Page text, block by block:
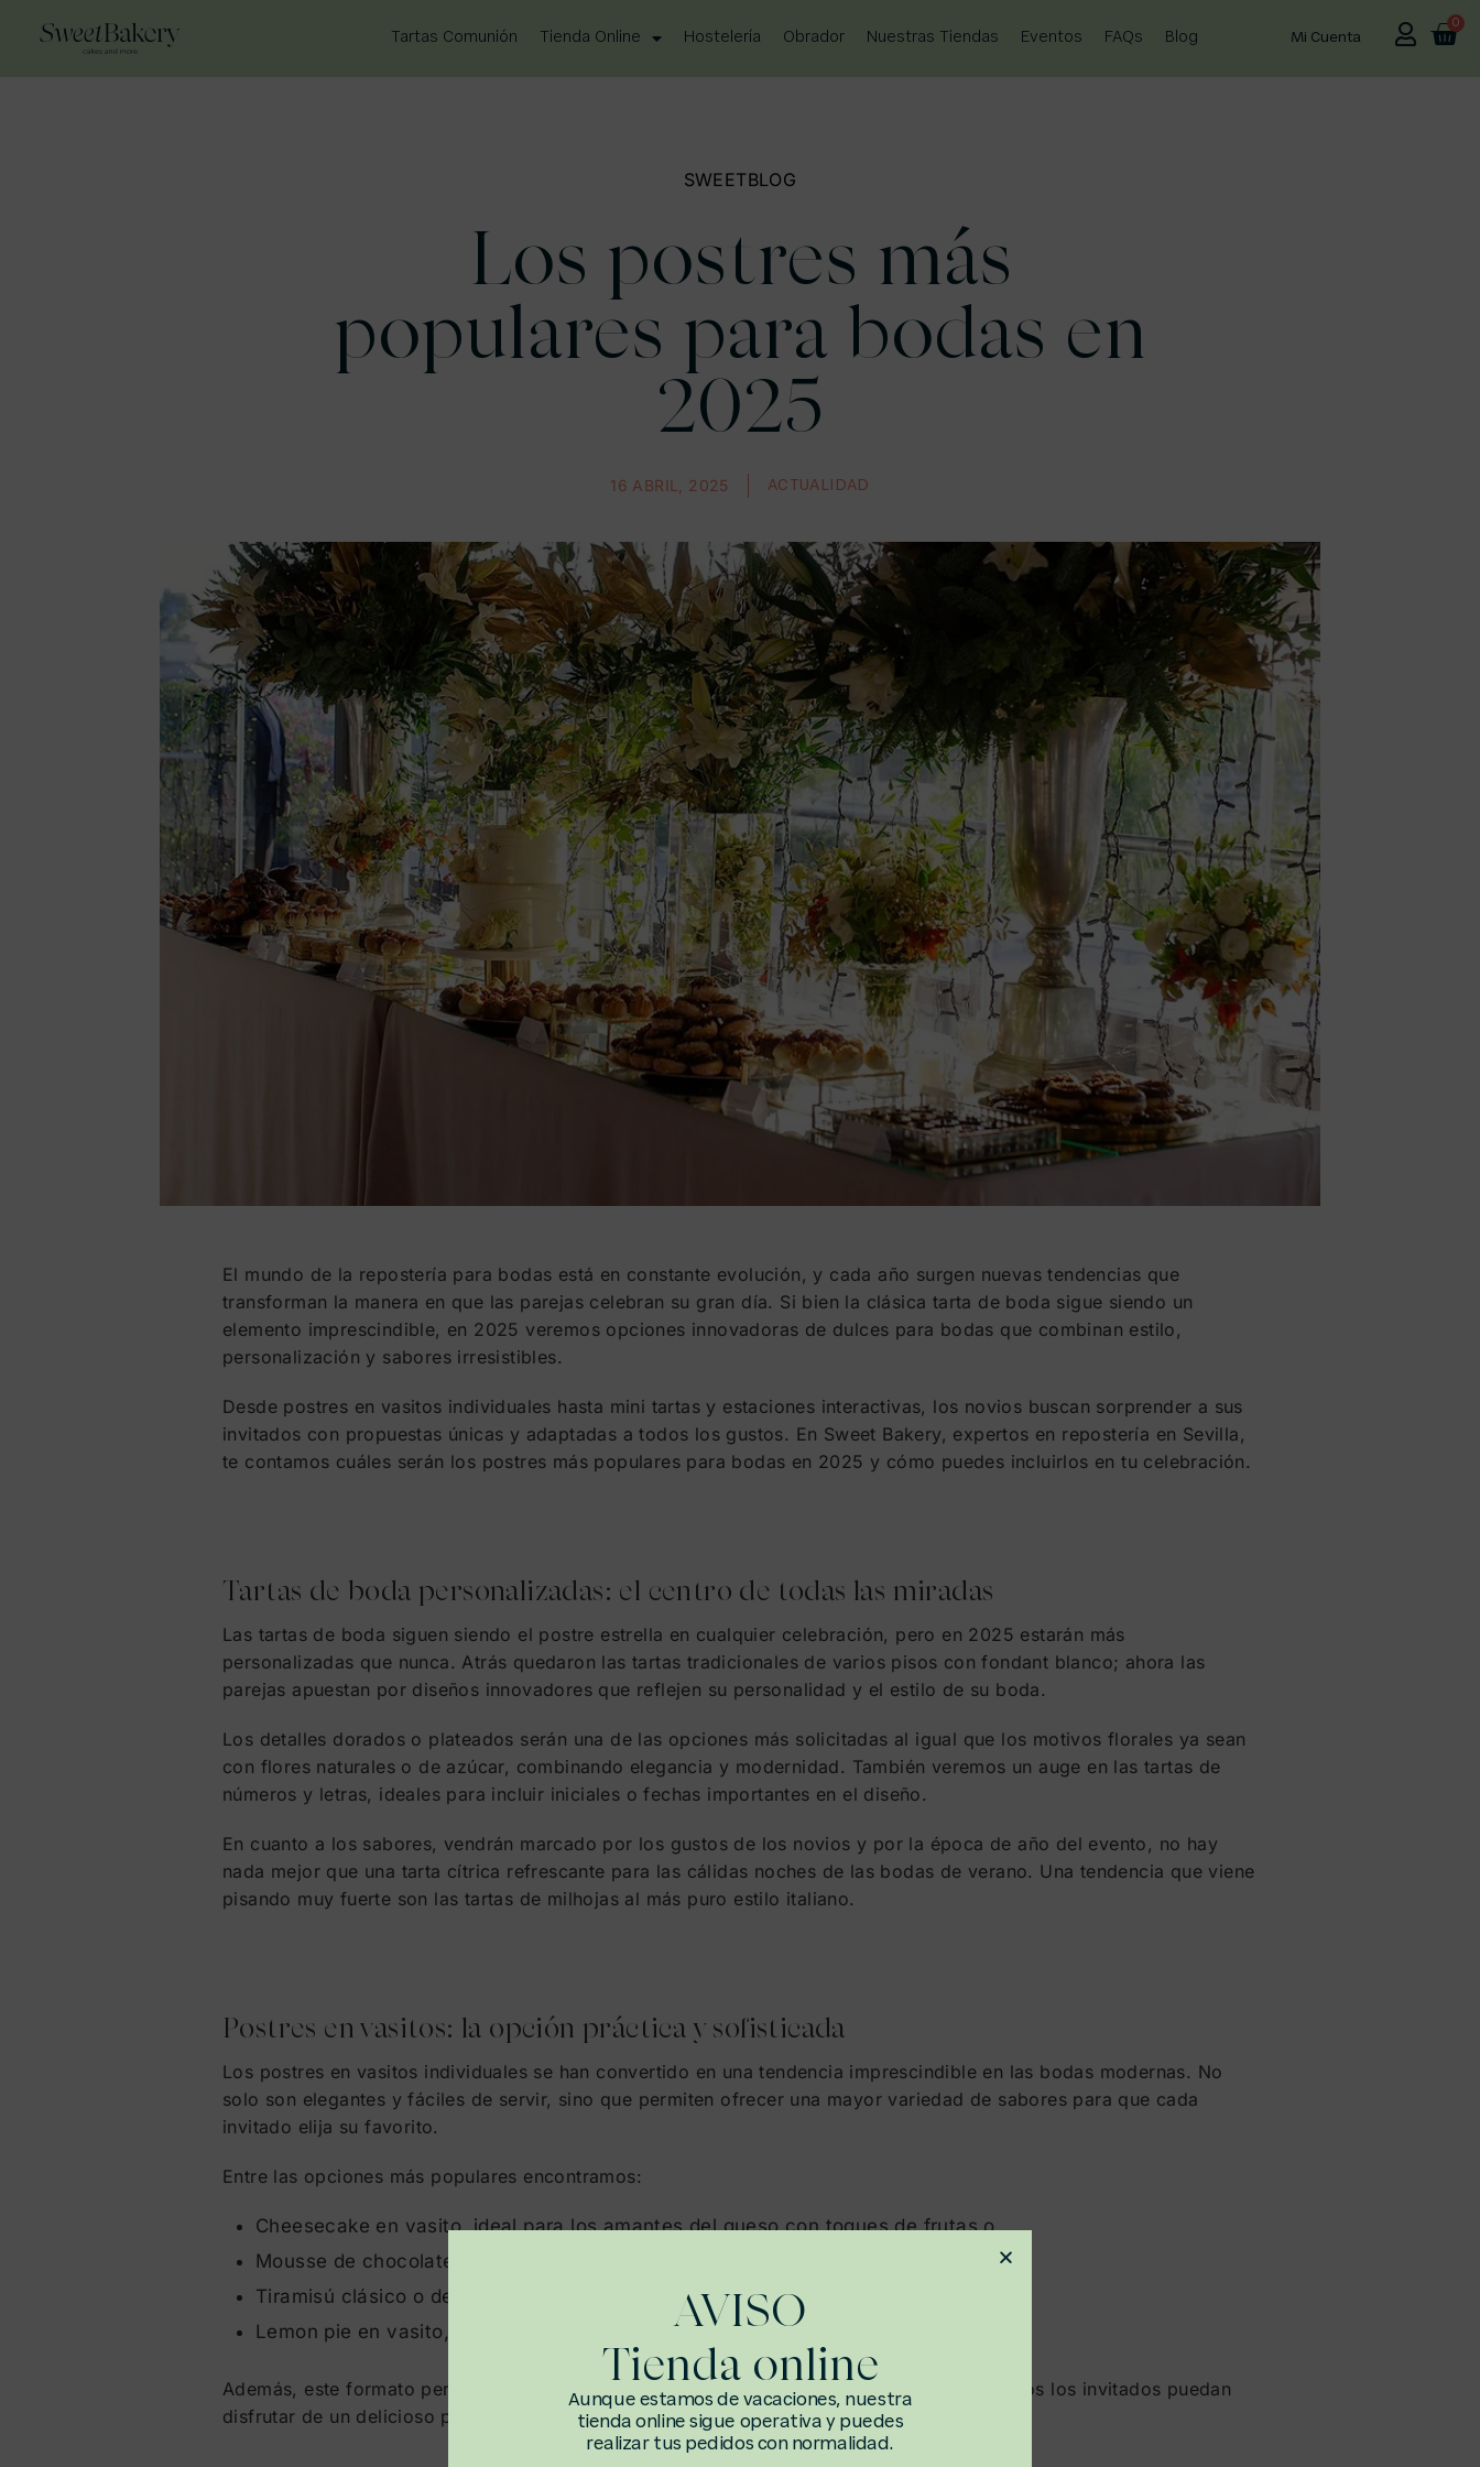
Tartas Comunión Tienda Online Hostelería Obrador Nuestras Tiendas Eventos FAQs Blog Mi Cuenta
0
SWEETBLOG
Los postres más
populares para bodas en
2025
16 ABRIL, 2025 ACTUALIDAD
El mundo de la repostería para bodas está en constante evolución, y cada año surgen nuevas tendencias que
transforman la manera en que las parejas celebran su gran día. Si bien la clásica tarta de boda sigue siendo un
elemento imprescindible, en 2025 veremos opciones innovadoras de dulces para bodas que combinan estilo,
personalización y sabores irresistibles.
Desde postres en vasitos individuales hasta mini tartas y estaciones interactivas, los novios buscan sorprender a sus
invitados con propuestas únicas y adaptadas a todos los gustos. En Sweet Bakery, expertos en repostería en Sevilla,
te contamos cuáles serán los postres más populares para bodas en 2025 y cómo puedes incluirlos en tu celebración.
Tartas de boda personalizadas: el centro de todas las miradas
Las tartas de boda siguen siendo el postre estrella en cualquier celebración, pero en 2025 estarán más
personalizadas que nunca. Atrás quedaron las tartas tradicionales de varios pisos con fondant blanco; ahora las
parejas apuestan por diseños innovadores que reflejen su personalidad y el estilo de su boda.
Los detalles dorados o plateados serán una de las opciones más solicitadas al igual que los motivos florales ya sean
con flores naturales o de azúcar, combinando elegancia y modernidad. También veremos un auge en las tartas de
números y letras, ideales para incluir iniciales o fechas importantes en el diseño.
En cuanto a los sabores, vendrán marcado por los gustos de los novios y por la época de año del evento, no hay
nada mejor que una tarta cítrica refrescante para las cálidas noches de las bodas de verano. Una tendencia que viene
pisando muy fuerte son las tartas de milhojas al más puro estilo italiano.
Postres en vasitos: la opción práctica y sofisticada
Los postres en vasitos individuales se han convertido en una tendencia imprescindible en las bodas modernas. No
solo son elegantes y fáciles de servir, sino que permiten ofrecer una mayor variedad de sabores para que cada
invitado elija su favorito.
Entre las opciones más populares encontramos:
Cheesecake en vasito, ideal para los amantes del queso con toques de frutas o
Mousse de chocolate y avellanas, una combinación irresistible para los más
Tiramisú clásico o de sabores innovadores como pistacho o
Lemon pie en vasito, una opción fresca y ligera perfecta para bodas de
Además, este formato permite incluir opciones sin gluten o sin lactosa, asegurando que todos los invitados puedan
disfrutar de un delicioso postre sin preocupaciones.
AVISO
Tienda online
Aunque estamos de vacaciones, nuestra
tienda online sigue operativa y puedes
realizar tus pedidos con normalidad.